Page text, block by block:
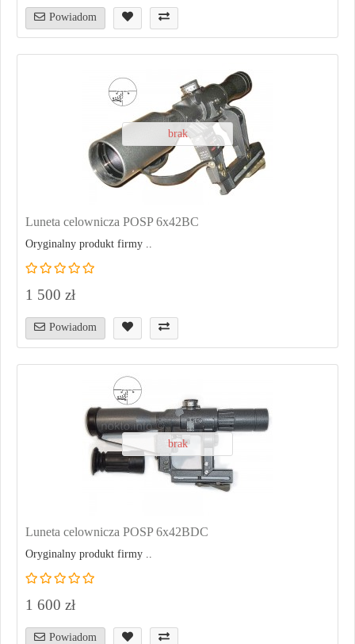
Powiadom
brak
Luneta celownicza POSP 6x42BC
Oryginalny produkt firmy ..
1 500 zł
Powiadom
brak
Luneta celownicza POSP 6x42BDC
Oryginalny produkt firmy ..
1 600 zł
Powiadom